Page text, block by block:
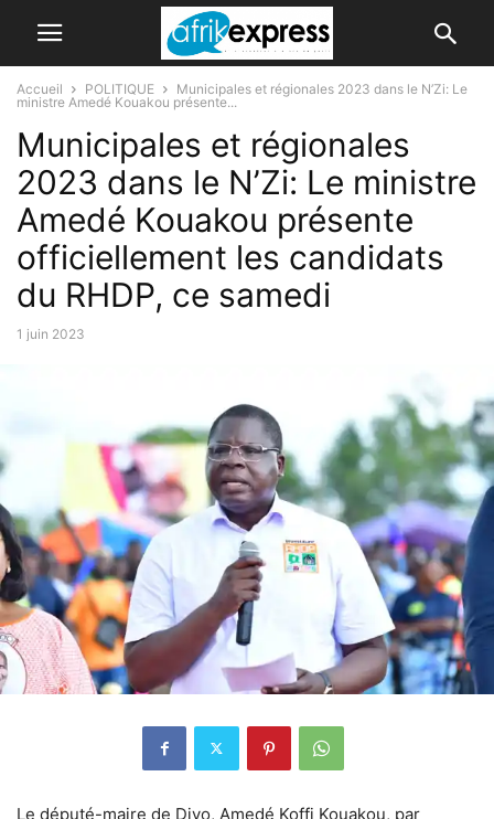
Accueil POLITIQUE
Municipales et régionales 2023 dans le N’Zi: Le
ministre Amedé Kouakou présente...
Municipales et régionales
2023 dans le N’Zi: Le ministre
Amedé Kouakou présente
officiellement les candidats
du RHDP, ce samedi
1 juin 2023
Le député-maire de Divo, Amedé Koffi Kouakou, par